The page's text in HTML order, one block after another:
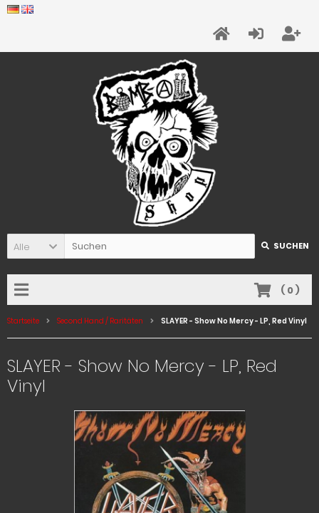
Alle SUCHEN
( 0)
Startseite Second Hand / Raritäten SLAYER - Show No Mercy - LP, Red Vinyl
SLAYER - Show No Mercy - LP, Red
Vinyl